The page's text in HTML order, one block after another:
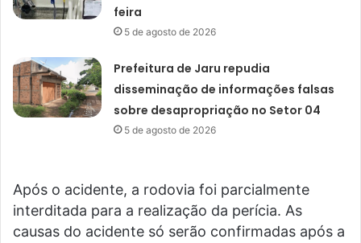
feira
5 de agosto de 2026
Prefeitura de Jaru repudia
disseminação de informações falsas
sobre desapropriação no Setor 04
5 de agosto de 2026
Após o acidente, a rodovia foi parcialmente
interditada para a realização da perícia. As
causas do acidente só serão confirmadas após a